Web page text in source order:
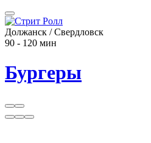
Должанск / Свердловск
90 - 120 мин
Бургеры